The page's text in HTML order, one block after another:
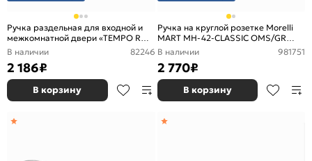
Ручка раздельная для входной и
межкомнатной двери «TEMPO RM
SG/GP-4» МатЗолото/Золото
В наличии 82246
2 186₽
В корзину
Ручка на круглой розетке Morelli
MART MH-42-CLASSIC OMS/GR
старое матовое серебро/серый
В наличии 981751
2 770₽
В корзину